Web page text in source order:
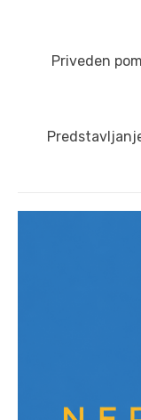
navigation
Previous
Priveden
Next